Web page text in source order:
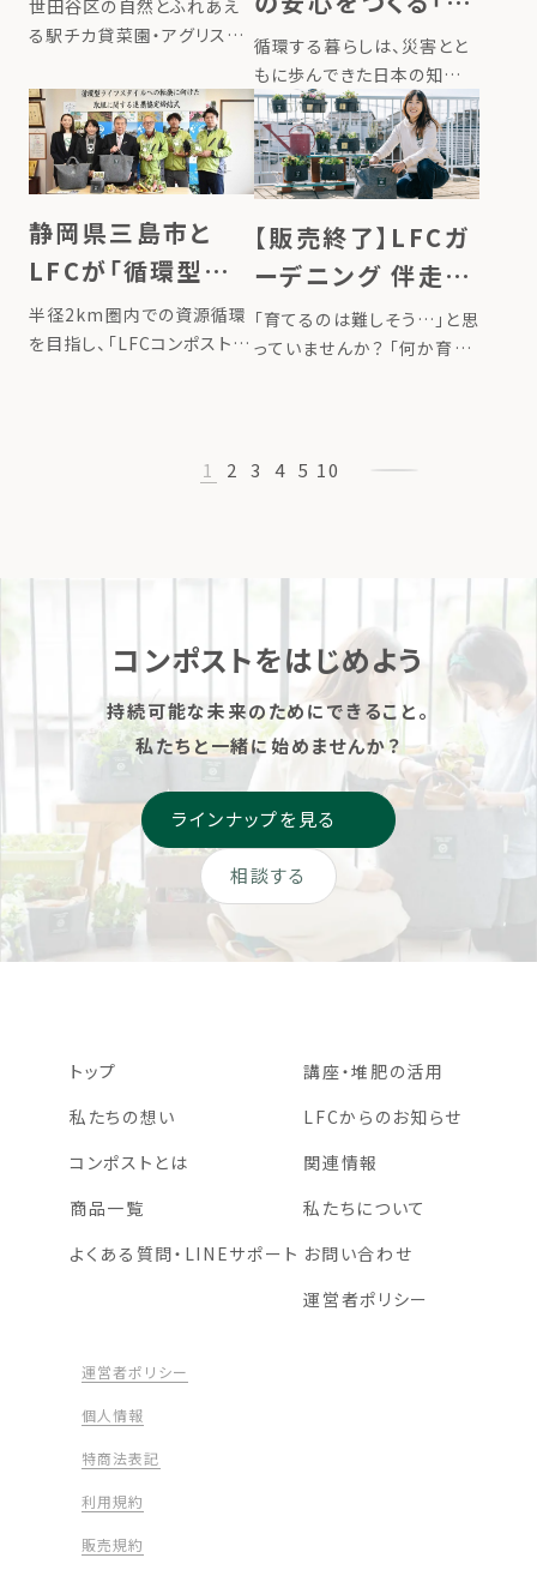
なたの堆肥で野菜
世田谷区の自然とふれあえ
る駅チカ貸菜園・アグリス成
利用されている方が利用で
きる区画が誕生しました。
「堆肥の使い先を増やしたい
方」、「この春から野菜作りに
菜園を楽し […]
いさな自給くらし
キット」
循環する暮らしは、災害とと
もに歩んできた日本の知恵
いつもの暮らしや景色を、一
瞬にして変えてしまう災害。
日常に感謝しつつ、災害にも
しっかりと備えることで安心
月・9月など決まった月に、非
常食や […]
静岡県三島市と
LFCが「循環型ライ
フスタイルへの転
換に向けた取組に
半径2km圏内での資源循環
を目指し、「LFCコンポスト」
と、生ごみの減量および環境
負荷の低減を目的とした「循
【販売終了】LFCガ
ーデニング 伴走サ
ービス 2026年春
「育てるのは難しそう…」と思
っていませんか？ 「何か育て
相談会でよく耳にする声で
1 2 3 4 5 10
コンポストをはじめよう
持続可能な未来のためにできること。
私たちと一緒に始めませんか？
相談する
ラインナップを見る
トップ
私たちの想い
コンポストとは
商品一覧
よくある質問・LINEサポート
講座・堆肥の活用
LFCからのお知らせ
関連情報
私たちについて
お問い合わせ
運営者ポリシー
運営者ポリシー
個人情報
特商法表記
利用規約
販売規約